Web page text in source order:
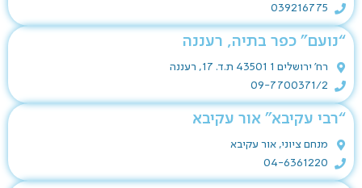
039216775
“נועם” כפר בתיה, רעננה
רח' ירושלים 1 43501 ת.ד. 17, רעננה
09-7700371/2
“רבי עקיבא” אור עקיבא
מנחם ציוני, אור עקיבא
04-6361220